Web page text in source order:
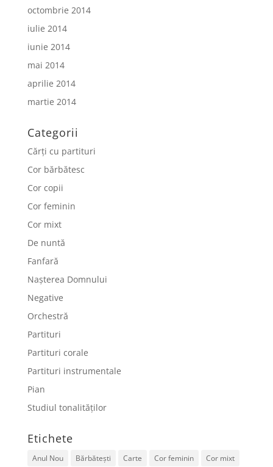
octombrie 2014
iulie 2014
iunie 2014
mai 2014
aprilie 2014
martie 2014
Categorii
Cărți cu partituri
Cor bărbătesc
Cor copii
Cor feminin
Cor mixt
De nuntă
Fanfară
Nașterea Domnului
Negative
Orchestră
Partituri
Partituri corale
Partituri instrumentale
Pian
Studiul tonalităților
Etichete
Anul Nou Bărbătești Carte Cor feminin Cor mixt